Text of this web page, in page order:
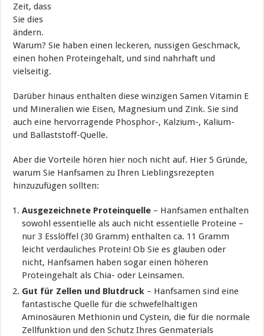
Zeit, dass
Sie dies
ändern.
Warum? Sie haben einen leckeren, nussigen Geschmack,
einen hohen Proteingehalt, und sind nahrhaft und
vielseitig.
Darüber hinaus enthalten diese winzigen Samen Vitamin E
und Mineralien wie Eisen, Magnesium und Zink. Sie sind
auch eine hervorragende Phosphor-, Kalzium-, Kalium-
und Ballaststoff-Quelle.
Aber die Vorteile hören hier noch nicht auf. Hier 5 Gründe,
warum Sie Hanfsamen zu Ihren Lieblingsrezepten
hinzuzufügen sollten:
Ausgezeichnete Proteinquelle – Hanfsamen enthalten
sowohl essentielle als auch nicht essentielle Proteine –
nur 3 Esslöffel (30 Gramm) enthalten ca. 11 Gramm
leicht verdauliches Protein! Ob Sie es glauben oder
nicht, Hanfsamen haben sogar einen höheren
Proteingehalt als Chia- oder Leinsamen.
Gut für Zellen und Blutdruck – Hanfsamen sind eine
fantastische Quelle für die schwefelhaltigen
Aminosäuren Methionin und Cystein, die für die normale
Zellfunktion und den Schutz Ihres Genmaterials